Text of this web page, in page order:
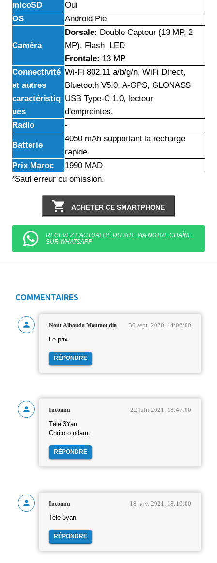
micoSD
Oui
OS
Android Pie
Caméra
Dorsale: Double Capteur (13 MP, 2
MP), Flash LED
Frontale: 13 MP
Connectivité
et autres
caractéristiq
ues
Wi-Fi 802.11 a/b/g/n, WiFi Direct,
Bluetooth V5.0, A-GPS, GLONASS
USB Type-C 1.0, lecteur
d'empreintes,
Radio
-
Batterie
4050 mAh supportant la recharge
rapide
Prix Maroc
1990 MAD
*Sauf erreur ou omission.
ACHETER CE SMARTPHONE
RECEVEZ L'ACTUALITÉ DU SITE VIA NOTRE CHAÎNE
SUR WHATSAPP
COMMENTAIRES
Nour Alhouda Moutaoudia 30 sept. 2020, 14:06:00
Le prix
RÉPONDRE
Inconnu 22 juin 2021, 18:47:00
Télé 3Yan
Chrito o ndamt
RÉPONDRE
Inconnu 18 nov. 2021, 18:19:00
Tele 3yan
RÉPONDRE